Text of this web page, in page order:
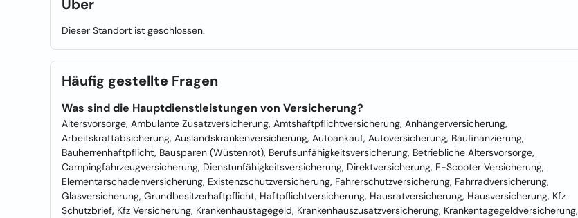
Über
Dieser Standort ist geschlossen.
Häufig gestellte Fragen
Was sind die Hauptdienstleistungen von Versicherung?
Altersvorsorge, Ambulante Zusatzversicherung, Amtshaftpflichtversicherung, Anhängerversicherung,
Arbeitskraftabsicherung, Auslandskrankenversicherung, Autoankauf, Autoversicherung, Baufinanzierung,
Bauherrenhaftpflicht, Bausparen (Wüstenrot), Berufsunfähigkeitsversicherung, Betriebliche Altersvorsorge,
Campingfahrzeugversicherung, Dienstunfähigkeitsversicherung, Direktversicherung, E-Scooter Versicherung,
Elementarschadenversicherung, Existenzschutzversicherung, Fahrerschutzversicherung, Fahrradversicherung,
Glasversicherung, Grundbesitzerhaftpflicht, Haftpflichtversicherung, Hausratversicherung, Hausversicherung, Kfz
Schutzbrief, Kfz Versicherung, Krankenhaustagegeld, Krankenhauszusatzversicherung, Krankentagegeldversicherung,